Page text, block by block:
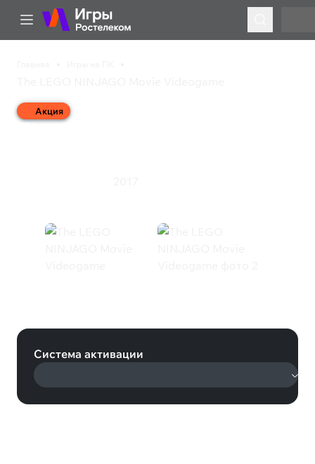
Акция
The LEGO NINJAGO
Система активации